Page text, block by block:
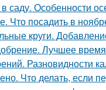
саду. Особенности
Что посадить в
круги.
Лучшее
Разновидности
Что делать, если